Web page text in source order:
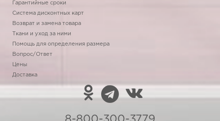
Гарантийные сроки
Система дисконтных карт
Возврат и замена товара
Ткани и уход за ними
Помощь для определения размера
Вопрос/Ответ
Цены
Доставка